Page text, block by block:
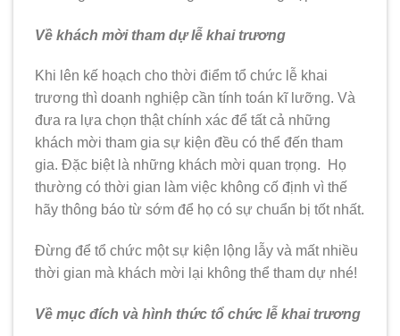
Về khách mời tham dự lễ khai trương
Khi lên kế hoạch cho thời điểm tổ chức lễ khai
trương thì doanh nghiệp cần tính toán kĩ lưỡng. Và
đưa ra lựa chọn thật chính xác để tất cả những
khách mời tham gia sự kiện đều có thể đến tham
gia. Đặc biệt là những khách mời quan trọng. Họ
thường có thời gian làm việc không cố định vì thế
hãy thông báo từ sớm để họ có sự chuẩn bị tốt nhất.
Đừng để tổ chức một sự kiện lộng lẫy và mất nhiều
thời gian mà khách mời lại không thể tham dự nhé!
Về mục đích và hình thức tổ chức lễ khai trương